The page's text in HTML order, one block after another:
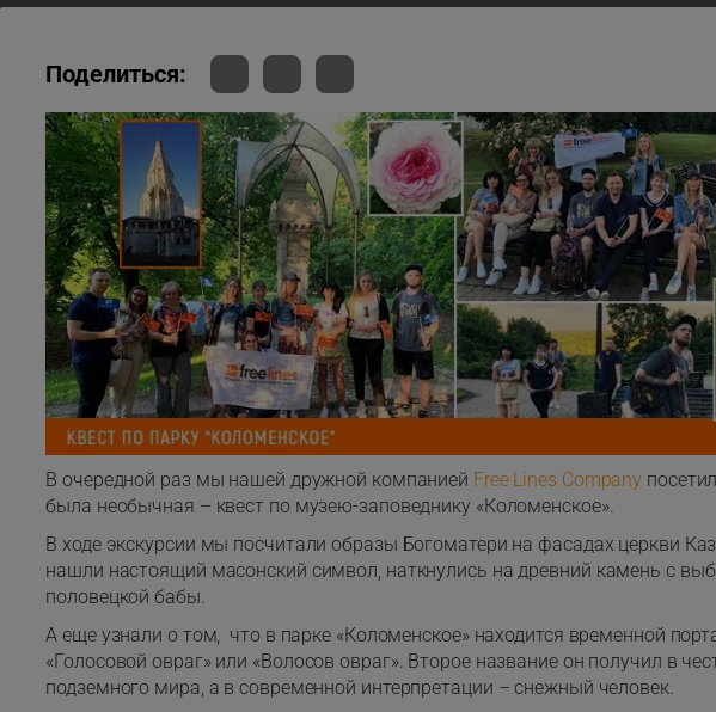
Поделиться:
В очередной раз мы нашей дружной компанией Free Lines Company
была необычная – квест по музею-заповеднику «Коломенское».
В ходе экскурсии мы посчитали образы Богоматери на фасадах церкви
нашли настоящий масонский символ, наткнулись на древний камень с
половецкой бабы.
А еще узнали о том, что в парке «Коломенское» находится временной
«Голосовой овраг» или «Волосов овраг». Второе название он получил в
подземного мира, а в современной интерпретации – снежный человек.